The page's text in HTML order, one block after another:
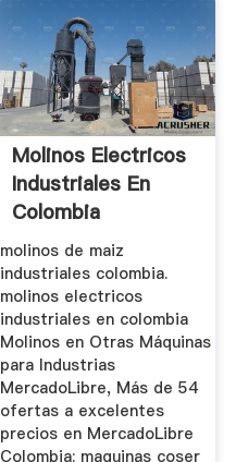
Molinos Electricos
Industriales En
Colombia
molinos de maiz
industriales colombia.
molinos electricos
industriales en colombia
Molinos en Otras Máquinas
para Industrias
MercadoLibre, Más de 54
ofertas a excelentes
precios en MercadoLibre
Colombia: maquinas coser